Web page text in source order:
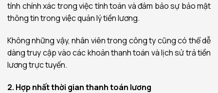
tính chính xác trong việc tính toán và đảm bảo sự bảo mật
thông tin trong việc quản lý tiền lương.
Không những vậy, nhân viên trong công ty cũng có thể dễ
dàng truy cập vào các khoản thanh toán và lịch sử trả tiền
lương trực tuyến.
2. Hợp nhất thời gian thanh toán lương